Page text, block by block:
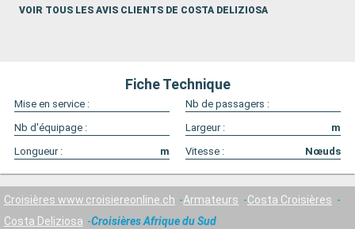
VOIR TOUS LES AVIS CLIENTS DE COSTA DELIZIOSA
Fiche Technique
Mise en service :
Nb de passagers :
Nb d'équipage :
Largeur :
m
Longueur :
m Vitesse : Nœuds
Croisières www.croisiereonline.ch Armateurs
Costa Croisières
Costa Deliziosa
Croisières Afrique du Sud